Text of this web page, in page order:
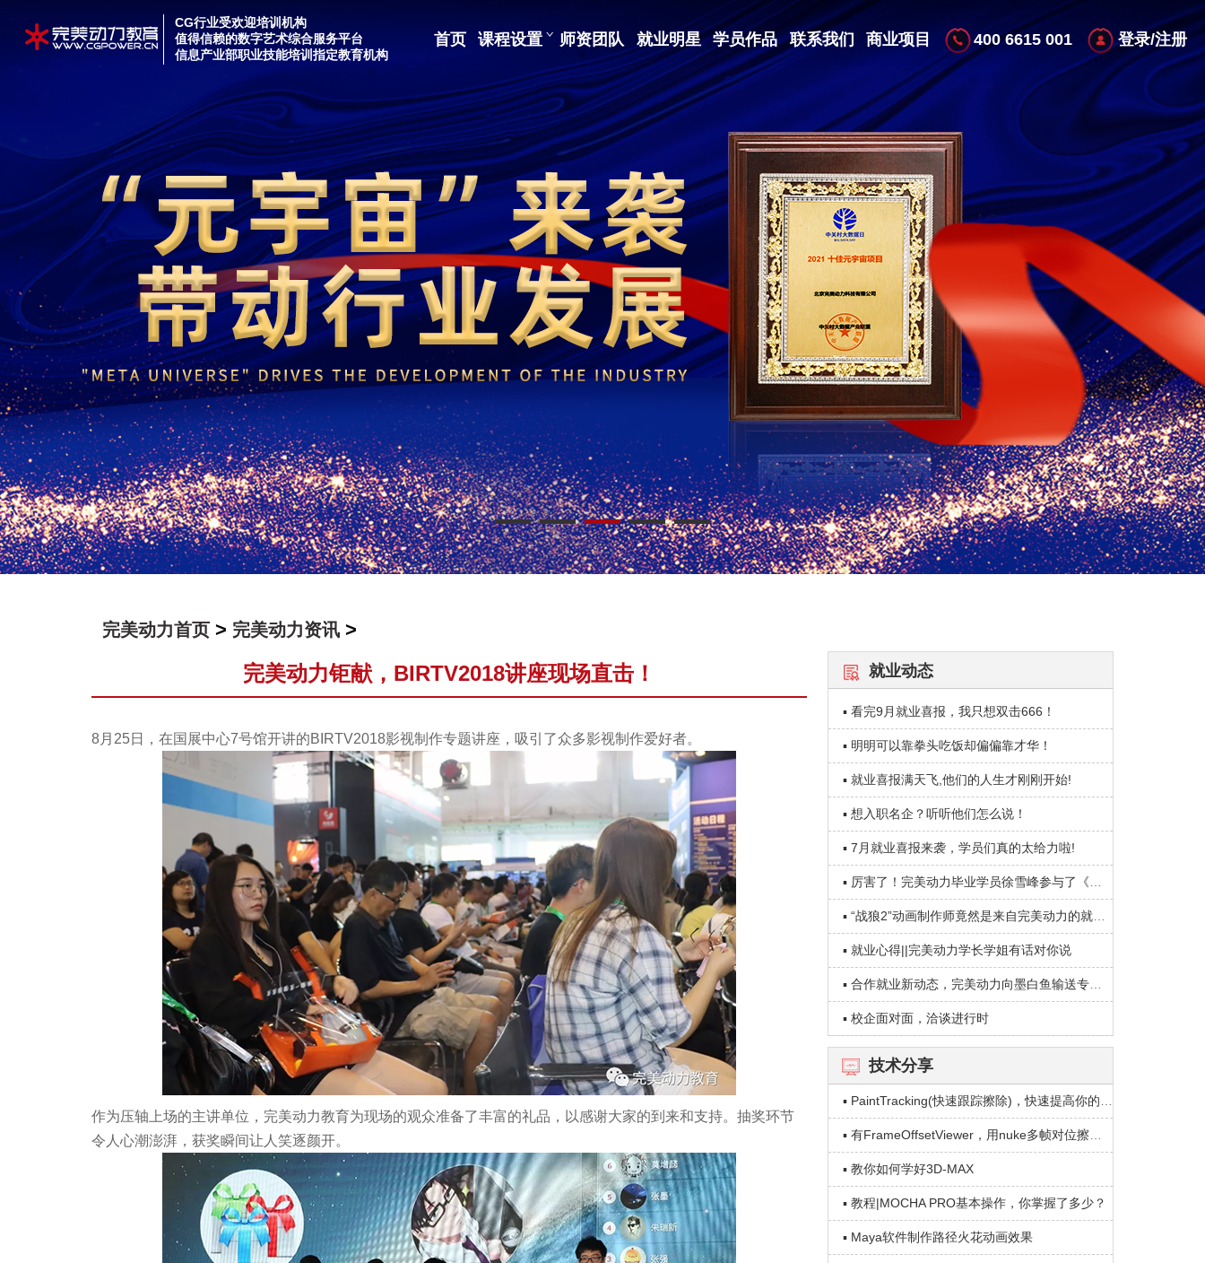
CG行业受欢迎培训机构
值得信赖的数字艺术综合服务平台
信息产业部职业技能培训指定教育机构
首页 课程设置 师资团队 就业明星 学员作品 联系我们 商业项目 400 6615 001 登录/注册
完美动力首页 > 完美动力资讯 >
完美动力钜献，BIRTV2018讲座现场直击！
8月25日，在国展中心7号馆开讲的BIRTV2018影视制作专题讲座，吸引了众多影视制作爱好者。
作为压轴上场的主讲单位，完美动力教育为现场的观众准备了丰富的礼品，以感谢大家的到来和支持。抽奖环节
令人心潮澎湃，获奖瞬间让人笑逐颜开。
就业动态
▪ 看完9月就业喜报，我只想双击666！
▪ 明明可以靠拳头吃饭却偏偏靠才华！
▪ 就业喜报满天飞,他们的人生才刚刚开始!
▪ 想入职名企？听听他们怎么说！
▪ 7月就业喜报来袭，学员们真的太给力啦!
▪ 就业心得||完美动力学长学姐有话对你说
▪ 校企面对面，洽谈进行时
技术分享
▪ 教你如何学好3D-MAX
▪ 教程|MOCHA PRO基本操作，你掌握了多少？
▪ Maya软件制作路径火花动画效果